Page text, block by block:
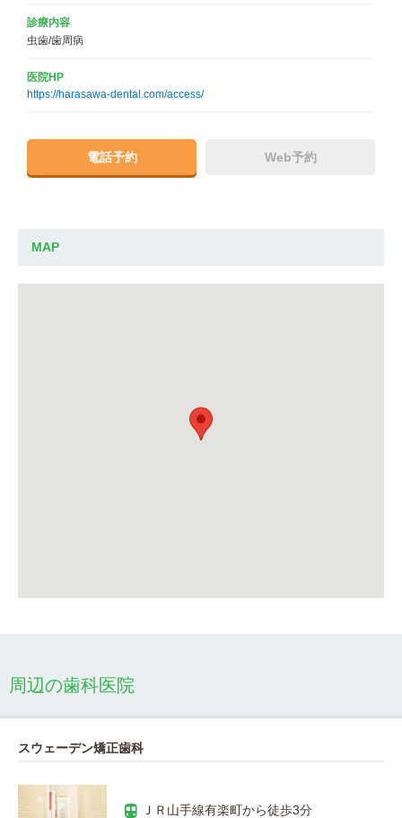
診療内容
虫歯/歯周病
医院HP
https://harasawa-dental.com/access/
電話予約 Web予約
MAP
周辺の歯科医院
スウェーデン矯正歯科